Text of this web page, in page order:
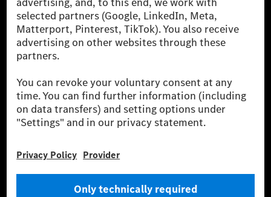
szolgáltatásokat a töltéshez és fizetéshez,
biztosításközvetítést, valamint innovatív mobilitási
szolgáltatásokat kínál.
Helyszínek